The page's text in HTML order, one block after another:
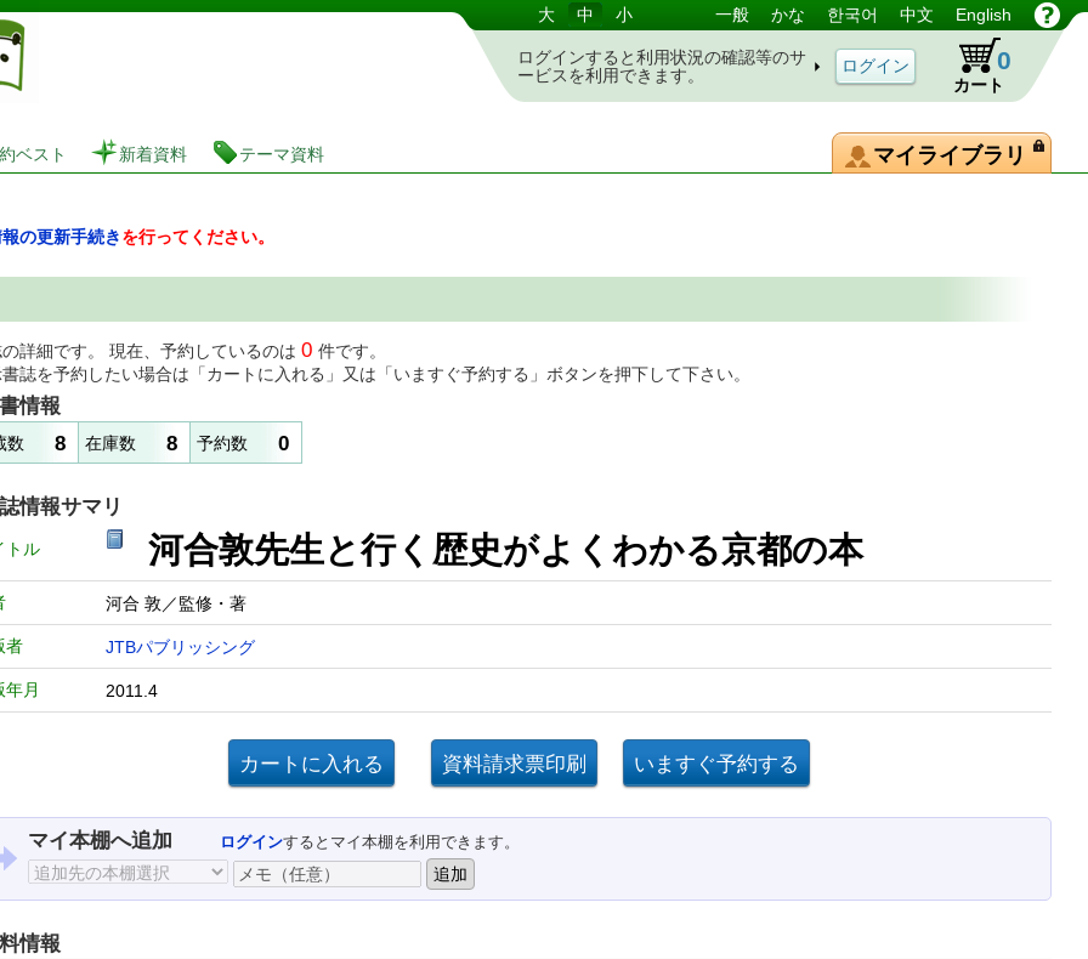
図書館 蔵書検索・予約システム 大 中 小 一般 かな 한국어 中文 English
ログインすると利用状況の確認等のサ
ービスを利用できます。
カート
0
ベスト 新着資料 テーマ資料 マイライブラリ
の更新手続きを行ってください。
詳細です。 現在、予約しているのは 0 件です。
誌を予約したい場合は「カートに入れる」又は「いますぐ予約する」ボタンを押下して下さい。
情報
数 8 在庫数 8 予約数 0
情報サマリ
トル 河合敦先生と行く歴史がよくわかる京都の本
河合 敦／監修・著
者 JTBパブリッシング
年月 2011.4
マイ本棚へ追加 ログインするとマイ本棚を利用できます。
情報